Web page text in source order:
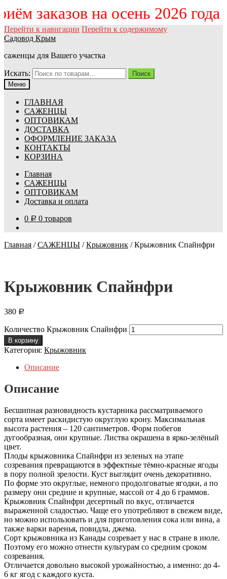
заказов на осень 2026
Перейти к навигации Перейти к содержимому
Садовод Крым
саженцы для Вашего участка
Искать:
Поиск
Меню
ГЛАВНАЯ
САЖЕНЦЫ
ОПТОВИКАМ
ДОСТАВКА
ОФОРМЛЕНИЕ ЗАКАЗА
КОНТАКТЫ
КОРЗИНА
Главная
САЖЕНЦЫ
ОПТОВИКАМ
Доставка и оплата
0 Р 0 товаров
Главная /САЖЕНЦЫ /Крыжовник /Крыжовник Спайнфри
Крыжовник Спайнфри
380 Р
Количество Крыжовник Спайнфри
В корзину
Категория: Крыжовник
Описание
Описание
Бесшипная разновидность кустарника рассматриваемого
сорта имеет раскидистую округлую крону. Максимальная
высота растения – 120 сантиметров. Форм побегов
дугообразная, они крупные. Листва окрашена в ярко-зелёный
цвет.
Плоды крыжовника Спайнфри из зеленых на этапе
созревания превращаются в эффектные тёмно-красные ягоды
в пору полной зрелости. Куст выглядит очень декоративно.
По форме это округлые, немного продолговатые ягодки, а по
размеру они средние и крупные, массой от 4 до 6 граммов.
Крыжовник Спайнфри десертный по вкус, отличается
выраженной сладостью. Чаще его употребляют в свежем виде,
но можно использовать и для приготовления сока или вина, а
также варки варенья, повидла, джема.
Сорт крыжовника из Канады созревает у нас в стране в июле.
Поэтому его можно отнести культурам со средним сроком
созревания.
Отличается довольно высокой урожайностью, а именно: до 4-
6 кг ягод с каждого куста.